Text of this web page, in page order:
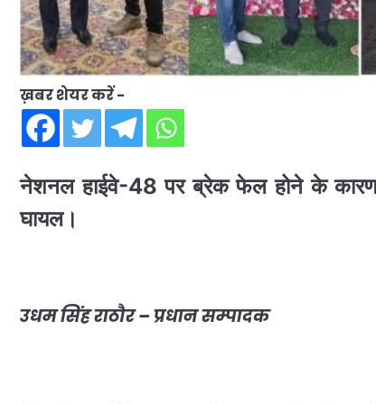
ख़बर शेयर करें -
नेशनल हाईवे-48 पर ब्रेक फेल होने के
घायल।
उधम सिंह राठौर – प्रधान सम्पादक